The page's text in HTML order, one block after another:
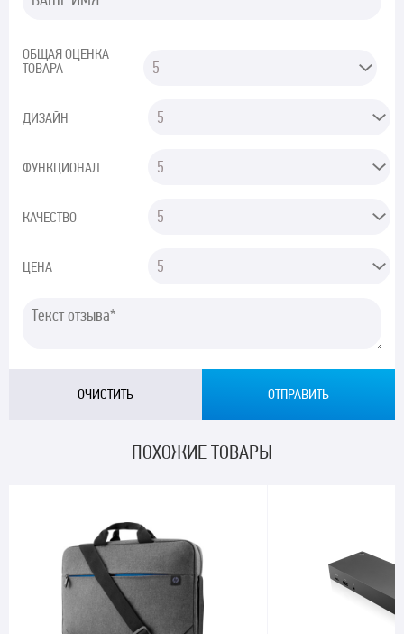
ОБЩАЯ ОЦЕНКА
ТОВАРА
ДИЗАЙН
ФУНКЦИОНАЛ
КАЧЕСТВО
ЦЕНА
ПОХОЖИЕ ТОВАРЫ